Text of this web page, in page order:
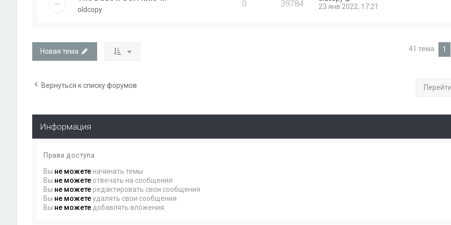
oldcopy
0 39784
23 янв 2022, 17:21
Новая тема 41 тема 1
Вернуться к списку форумов Перейти
Информация
Права доступа
Вы не можетеначинать темы
Вы не можетеотвечать на сообщения
Вы не можетередактировать свои сообщения
Вы не можетеудалять свои сообщения
Вы не можетедобавлять вложения